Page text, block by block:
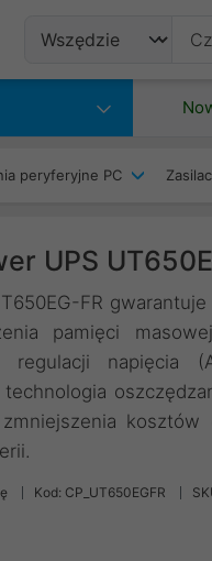
peryferyjne PC
UPS
FR
pamięci
regulacji napięcia
technologia
kosztów
Kod: CP_UT650EGFR